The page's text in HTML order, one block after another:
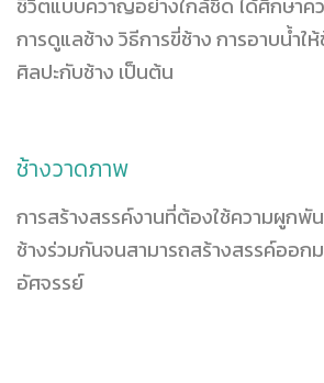
ชีวิตแบบควาญอย่างใกล้ชิด ได้ศึกษาค
การดูแลช้าง วิธีการขี่ช้าง การอาบน้ำใ
ศิลปะกับช้าง เป็นต้น
ช้างวาดภาพ
การสร้างสรรค์งานที่ต้องใช้ความผูกพั
ช้างร่วมกันจนสามารถสร้างสรรค์ออก
อัศจรรย์